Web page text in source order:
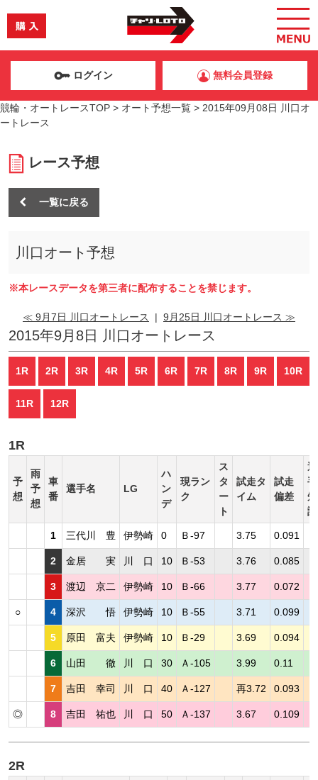
ログイン 無料会員登録
競輪・オートレースTOP > オート予想一覧 > 2015年09月08日 川口オ
ートレース
レース予想
一覧に戻る
川口オート予想
※本レースデータを第三者に配布することを禁じます。
≪ 9月7日 川口オートレース | 9月25日 川口オートレース ≫
2015年9月8日 川口オートレース
1R 2R 3R 4R 5R 6R 7R 8R 9R 10R
11R 12R
1R
予
想
雨
予
想
車
番
選手名 LG
ハ
ン
デ
現ラン
ク
ス
タ
ー
ト
試走タ
イム
試走
偏差
選
手
短
評
1 三代川 豊 伊勢崎 0 Ｂ-97 3.75 0.091
2 金居 実 川 口 10 Ｂ-53 3.76 0.085
3 渡辺 京二 伊勢崎 10 Ｂ-66 3.77 0.072
○ 4 深沢 悟 伊勢崎 10 Ｂ-55 3.71 0.099
5 原田 富夫 伊勢崎 10 Ｂ-29 3.69 0.094
6 山田 徹 川 口 30 Ａ-105 3.99 0.11
7 吉田 幸司 川 口 40 Ａ-127 再3.72 0.093
◎ 8 吉田 祐也 川 口 50 Ａ-137 3.67 0.109
2R